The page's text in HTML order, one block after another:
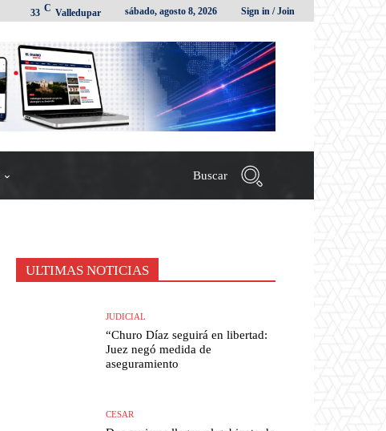
33 C Valledupar sábado, agosto 8, 2026 Sign in / Join
Buscar
ULTIMAS NOTICIAS
JUDICIAL
“Churo Díaz seguirá en libertad:
Juez negó medida de
aseguramiento
CESAR